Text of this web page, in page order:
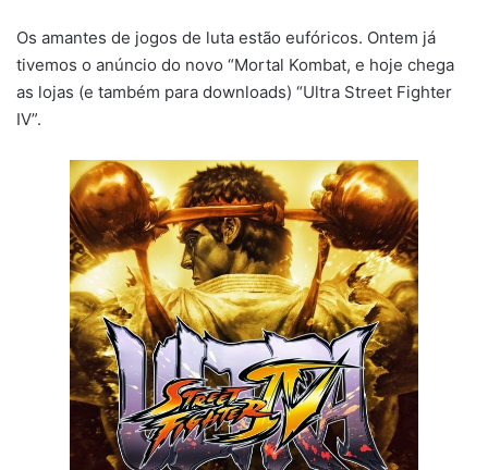
Os amantes de jogos de luta estão eufóricos. Ontem já
tivemos o anúncio do novo “Mortal Kombat, e hoje chega
as lojas (e também para downloads) “Ultra Street Fighter
IV”.